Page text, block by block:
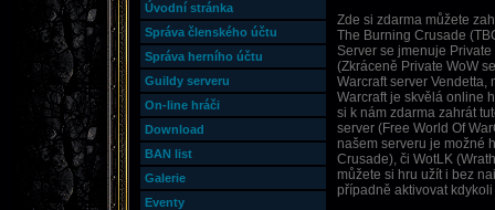
Úvodní stránka
Správa členského účtu
Správa herního účtu
Guildy serveru
On-line hráči
Download
BAN list
Galerie
Eventy
Zde si zdarma můžete
The Burning Crusade
Server se jmenuje
(Zkráceně Private WoW
Warcraft server Vendetta,
Warcraft je skvělá online
si k nám zdarma zahrát
server (Free World Of
našem serveru je možné
Crusade), či WotLK
můžete si hru užít i bez
případně aktivovat